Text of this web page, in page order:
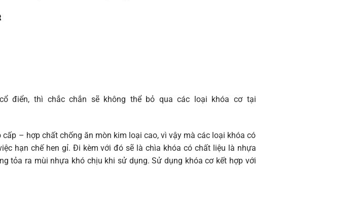
điển, thì chắc chắn sẽ không thể bỏ qua các loại khóa cơ tại
– hợp chất chống ăn mòn kim loại cao, vì vậy mà các loại khóa có
hạn chế hen gỉ. Đi kèm với đó sẽ là chìa khóa có chất liệu là nhựa
tỏa ra mùi nhựa khó chịu khi sử dụng. Sử dụng khóa cơ kết hợp với